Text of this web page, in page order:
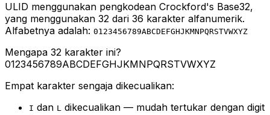
ULID menggunakan pengkodean Crockford's Base32,
yang menggunakan 32 dari 36 karakter alfanumerik.
Alfabetnya adalah: 0123456789ABCDEFGHJKMNPQRSTVWXYZ
Mengapa 32 karakter ini?
0123456789ABCDEFGHJKMNPQRSTVWXYZ
Empat karakter sengaja dikecualikan:
I dan L dikecualikan — mudah tertukar dengan digit